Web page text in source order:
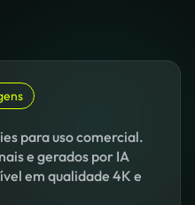
para uso comercial.
e gerados por IA
em qualidade 4K e